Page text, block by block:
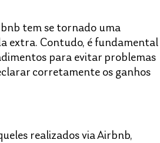
tem se tornado uma
extra. Contudo, é fundamental
para evitar problemas
corretamente os ganhos
realizados via Airbnb,